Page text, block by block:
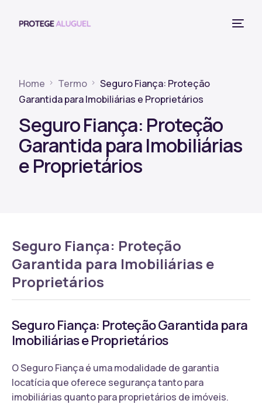
Home Termo
Seguro Fiança: Proteção
Garantida para Imobiliárias e Proprietários
Seguro Fiança: Proteção
Garantida para Imobiliárias
e Proprietários
Seguro Fiança: Proteção
Garantida para Imobiliárias e
Proprietários
Seguro Fiança: Proteção Garantida para
Imobiliárias e Proprietários
O Seguro Fiança é uma modalidade de garantia
locatícia que oferece segurança tanto para
imobiliárias quanto para proprietários de imóveis.